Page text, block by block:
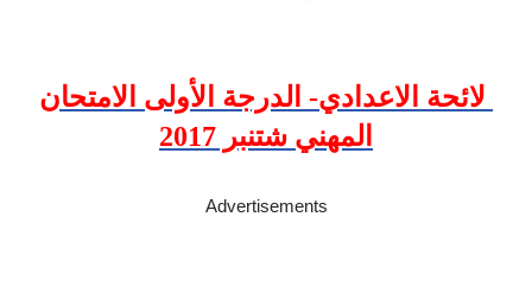
لائحة الاعدادي- الدرجة الأولى الامتحان
المهني شتنبر 2017
Advertisements